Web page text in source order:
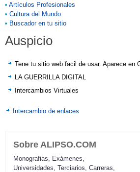
• Artículos Profesionales
• Cultura del Mundo
• Buscador en tu sitio
Auspicio
Tene tu sitio web facil de usar. Aparece en
LA GUERRILLA DIGITAL
Intercambios Virtuales
Intercambio de enlaces
Sobre ALIPSO.COM
Monografias, Exámenes,
Universidades, Terciarios, Carreras,